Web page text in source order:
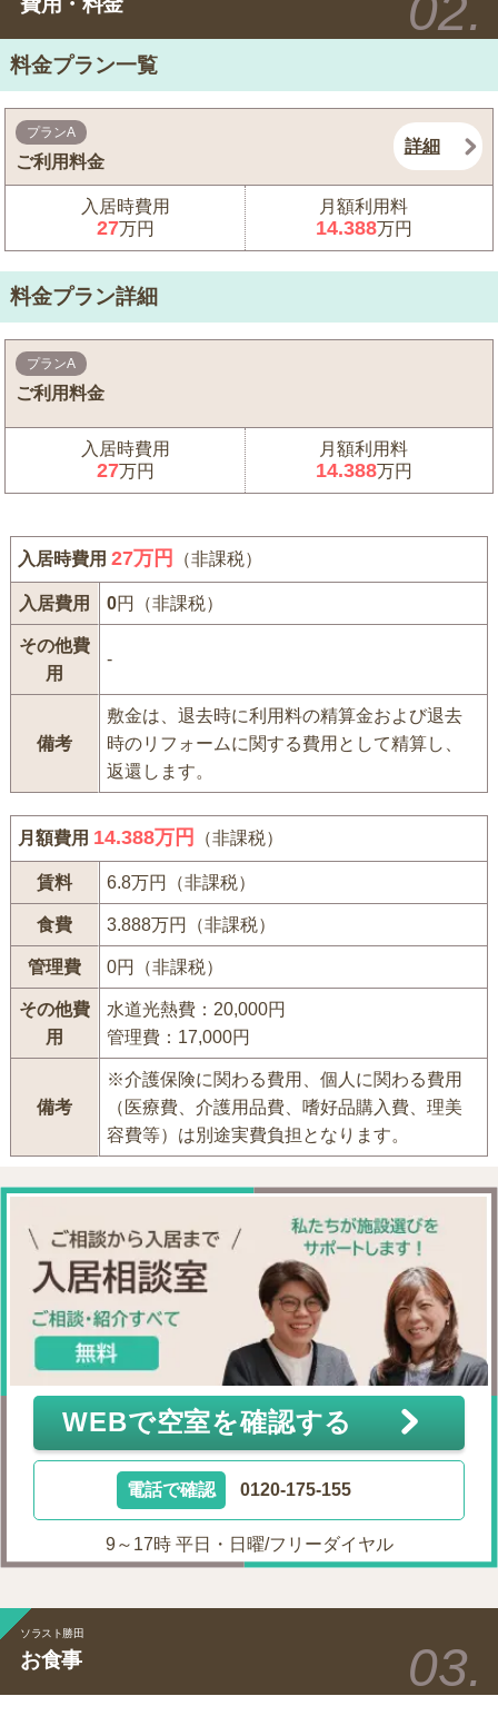
料金プラン一覧
プランA
ご利用料金
詳細
入居時費用
27万円
月額利用料
14.388万円
料金プラン詳細
プランA
ご利用料金
入居時費用
27万円
月額利用料
14.388万円
入居時費用27万円 （非課税）
入居費用 0円（非課税）
その他費
用
-
備考
敷金は、退去時に利用料の精算金および退去
時のリフォームに関する費用として精算し、
返還します。
月額費用 14.388万円 （非課税）
賃料 6.8万円（非課税）
食費 3.888万円（非課税）
管理費 0円（非課税）
その他費
用
水道光熱費：20,000円
管理費：17,000円
備考
※介護保険に関わる費用、個人に関わる費用
（医療費、介護用品費、嗜好品購入費、理美
容費等）は別途実費負担となります。
WEBで空室を確認する
電話で確認 0120-175-155
9～17時 平日・日曜/フリーダイヤル
ソラスト勝田
お食事